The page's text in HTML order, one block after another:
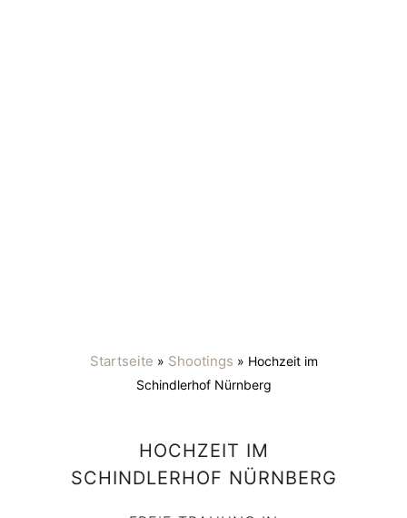
Startseite » Shootings » Hochzeit im
Schindlerhof Nürnberg
HOCHZEIT IM
SCHINDLERHOF NÜRNBERG